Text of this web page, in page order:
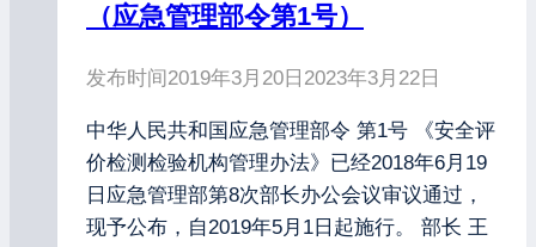
（应急管理部令第1号）
发布时间2019年3月20日 2023年3月22日
中华人民共和国应急管理部令 第1号 《安全评
价检测检验机构管理办法》已经2018年6月19
日应急管理部第8次部长办公会议审议通过，
现予公布，自2019年5月1日起施行。 部长 王